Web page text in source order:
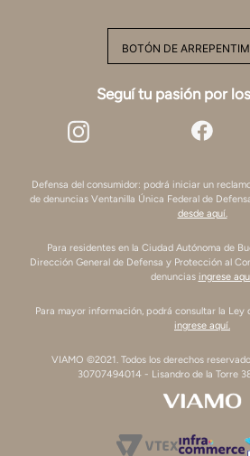
BOTÓN DE
Seguí tu pasión por
Defensa del consumidor: podrá iniciar un
de denuncias Ventanilla Única Federal de
desde aquí.
Para residentes en la Ciudad Autónoma de
Dirección General de Defensa y Protección al
denuncias ingrese
Para mayor información, podrá consultar la Ley
ingrese aquí.
VIAMO ©2021. Todos los derechos
30707494014 - Lisandro de la Torre